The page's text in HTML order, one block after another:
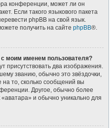
конференции, может ли он
Если такого языкового пакета
phpBB на свой язык.
получить на сайте phpBB®.
моим именем пользователя?
присутствовать два изображения.
званию, обычно это звёздочки,
на то, сколько сообщений вы
Другое, обычно более
и обычно уникально для